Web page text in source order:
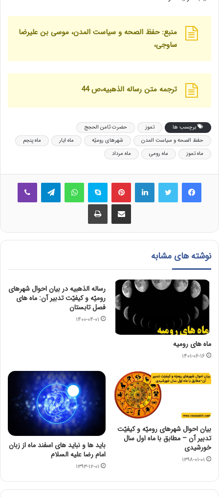
منبع: حفظ الصحه و سیاست المدن، موسی بن علیرضا
ساوجی،
ترجمه متن رساله الذهبیه،ص 44
برچسب ها تموز
حضرت ثامن الحجج
حفظ الصحه و سیاست المدن
شهرهای رومیّه ماه ایار
ماه پنجم
ماه تموز
ماه رومی ماه مرداد
فیس بوک لینکدین ‫پین‌ترست اسکایپ واتس آپ
اشتراک گذاری از طریق ایمیل چاپ
نوشته های مشابه
ماه های رومیه
۱۴۰۱-۰۶-۱۶
رساله الذهبیه در بیان احوال شهرهای
رومیّه و کیفیّت تدبیر آن: ماه های
فصل تابستان
۱۴۰۰-۰۴-۰۱
بیان احوال شهرهای رومیّه و کیفیّت
تدبیر آن – مطابق با ماه اول سال
خورشیدی
۱۳۹۸-۰۱-۰۱
باید ها و نباید های اسفند ماه از زبان
امام رضا علیه السلام
۱۳۹۳-۱۲-۰۱